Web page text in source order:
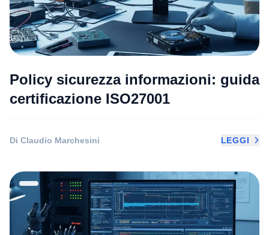
Policy sicurezza informazioni: guida
certificazione ISO27001
Di Claudio Marchesini LEGGI